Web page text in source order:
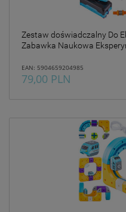
Zestaw doświadczalny Do
Zabawka Naukowa
EAN: 5904659204985
79,00 PLN